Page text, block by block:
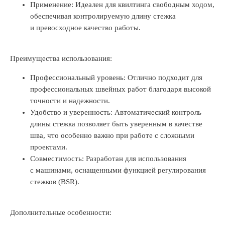
Применение: Идеален для квилтинга свободным ходом,
обеспечивая контролируемую длину стежка
и превосходное качество работы.
Преимущества использования:
Профессиональный уровень: Отлично подходит для
профессиональных швейных работ благодаря высокой
точности и надежности.
Удобство и уверенность: Автоматический контроль
длины стежка позволяет быть уверенным в качестве
шва, что особенно важно при работе с сложными
проектами.
Совместимость: Разработан для использования
с машинами, оснащенными функцией регулирования
стежков (BSR).
Дополнительные особенности: